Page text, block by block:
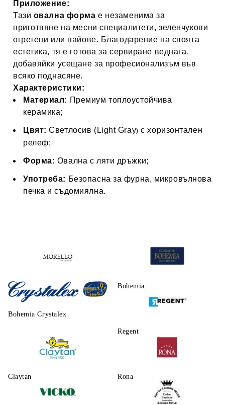
Приложение:
Тази овална форма е незаменима за
приготвяне на месни специалитети, зеленчукови
огретени или пайове. Благодарение на своята
естетика, тя е готова за сервиране веднага,
добавяйки усещане за професионализъм във
всяко поднасяне.
Характеристики:
Материал: Премиум топлоустойчива
керамика;
Цвят: Светлосив ( Light Gray) с хоризонтален
релеф;
Форма: Овална с ляти дръжки;
Употреба: Безопасна за фурна, микровълнова
печка и съдомиялна.
Morello Bohemia Crystalite
Bohemia Crystalex
Regent
Claytаn Rona